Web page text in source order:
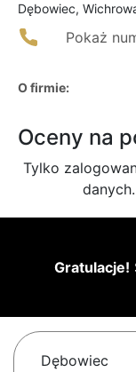
Dębowiec,
Pokaż
O firmie:
Oceny na
Tylko
danych.
Gratulacje!
Dębowiec